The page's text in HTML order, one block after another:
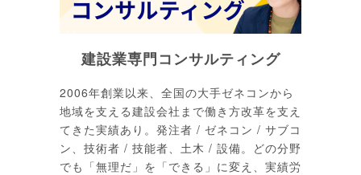
建設業専門コンサルティング
2006年創業以来、全国の大手ゼネコンから
地域を支える建設会社まで働き方改革を支え
てきた実績あり。発注者 / ゼネコン / サブコ
ン、技術者 / 技能者、土木 / 設備。どの分野
でも「無理だ」を「できる」に変え、実績労